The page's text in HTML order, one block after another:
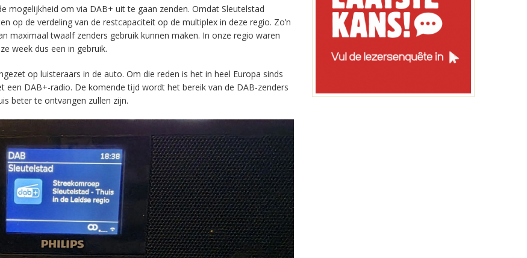
mogelijkheid om via DAB+ uit te gaan zenden. Omdat Sleutelstad
op de verdeling van de restcapaciteit op de multiplex in deze regio. Zo’n
maximaal twaalf zenders gebruik kunnen maken. In onze regio waren
week dus een in gebruik.
op luisteraars in de auto. Om die reden is het in heel Europa sinds
een DAB+-radio. De komende tijd wordt het bereik van de DAB-zenders
beter te ontvangen zullen zijn.